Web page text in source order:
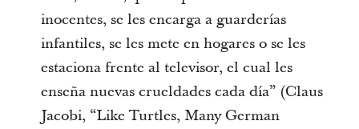
inocentes, se les encarga a guarderías
infantiles, se les mete en hogares o se les
estaciona frente al televisor, el cual les
enseña nuevas crueldades cada día” (Claus
Jacobi, “Like Turtles, Many German